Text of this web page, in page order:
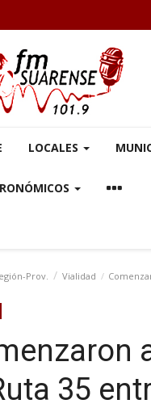
LOCALES
Prov. Vialidad
35